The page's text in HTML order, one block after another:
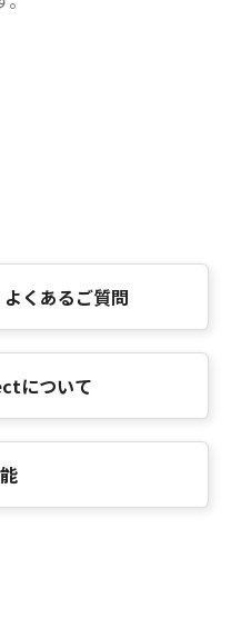
くあるご質問
について